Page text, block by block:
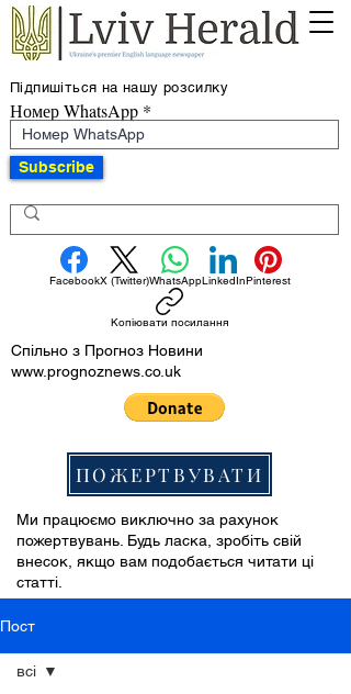
Підпишіться на нашу розсилку
Номер WhatsApp
Subscribe
FacebookX (Twitter)WhatsAppLinkedInPinterest
Копіювати посилання
Спільно з Прогноз Новини
www.prognoznews.co.uk
ПОЖЕРТВУВАТИ
Ми працюємо виключно за рахунок
пожертвувань. Будь ласка, зробіть свій
внесок, якщо вам подобається читати ці
статті.
Пост
всі